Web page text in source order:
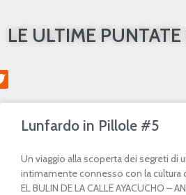
LE ULTIME
Lunfardo in Pillole #5
Un viaggio alla scoperta dei segreti di
intimamente connesso con la cultura
EL BULIN DE LA CALLE AYACUCHO –